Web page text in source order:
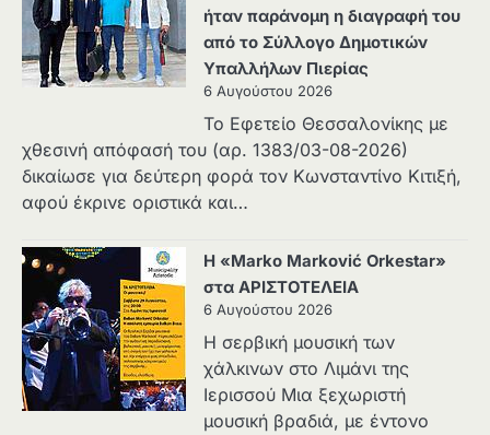
ήταν παράνομη η διαγραφή του
από το Σύλλογο Δημοτικών
Υπαλλήλων Πιερίας
6 Αυγούστου 2026
Το Εφετείο Θεσσαλονίκης με
χθεσινή απόφασή του (αρ. 1383/03-08-2026)
δικαίωσε για δεύτερη φορά τον Κωνσταντίνο Κιτιξή,
αφού έκρινε οριστικά και…
Η «Marko Marković Orkestar»
στα ΑΡΙΣΤΟΤΕΛΕΙΑ
6 Αυγούστου 2026
Η σερβική μουσική των
χάλκινων στο Λιμάνι της
Ιερισσού Μια ξεχωριστή
μουσική βραδιά, με έντονο